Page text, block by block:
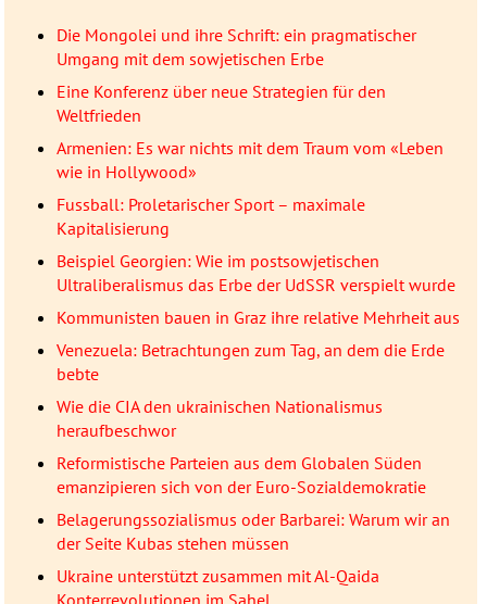
Die Mongolei und ihre Schrift: ein pragmatischer
Umgang mit dem sowjetischen Erbe
Eine Konferenz über neue Strategien für den
Weltfrieden
Armenien: Es war nichts mit dem Traum vom «Leben
wie in Hollywood»
Fussball: Proletarischer Sport – maximale
Kapitalisierung
Beispiel Georgien: Wie im postsowjetischen
Ultraliberalismus das Erbe der UdSSR verspielt wurde
Kommunisten bauen in Graz ihre relative Mehrheit aus
Venezuela: Betrachtungen zum Tag, an dem die Erde
bebte
Wie die CIA den ukrainischen Nationalismus
heraufbeschwor
Reformistische Parteien aus dem Globalen Süden
emanzipieren sich von der Euro-Sozialdemokratie
Belagerungssozialismus oder Barbarei: Warum wir an
der Seite Kubas stehen müssen
Ukraine unterstützt zusammen mit Al-Qaida